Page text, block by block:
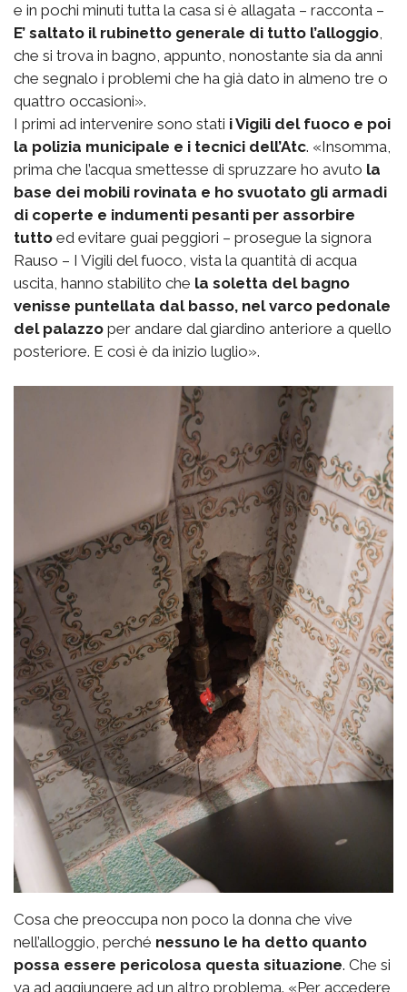
e in pochi minuti tutta la casa si è allagata – racconta –
E’ saltato il rubinetto generale di tutto l’alloggio,
che si trova in bagno, appunto, nonostante sia da anni
che segnalo i problemi che ha già dato in almeno tre o
quattro occasioni».
I primi ad intervenire sono stati i Vigili del fuoco e poi
la polizia municipale e i tecnici dell’Atc. «Insomma,
prima che l’acqua smettesse di spruzzare ho avuto la
base dei mobili rovinata e ho svuotato gli armadi
di coperte e indumenti pesanti per assorbire
tutto ed evitare guai peggiori – prosegue la signora
Rauso – I Vigili del fuoco, vista la quantità di acqua
uscita, hanno stabilito che la soletta del bagno
venisse puntellata dal basso, nel varco pedonale
del palazzo per andare dal giardino anteriore a quello
posteriore. E così è da inizio luglio».
Cosa che preoccupa non poco la donna che vive
nell’alloggio, perché nessuno le ha detto quanto
possa essere pericolosa questa situazione. Che si
va ad aggiungere ad un altro problema. «Per accedere